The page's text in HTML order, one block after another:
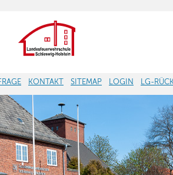
KONTAKT SITEMAP LOGIN LG-